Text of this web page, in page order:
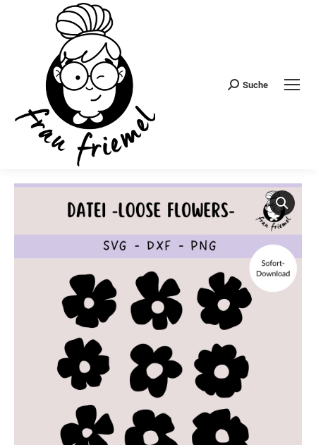
Search:
Suche